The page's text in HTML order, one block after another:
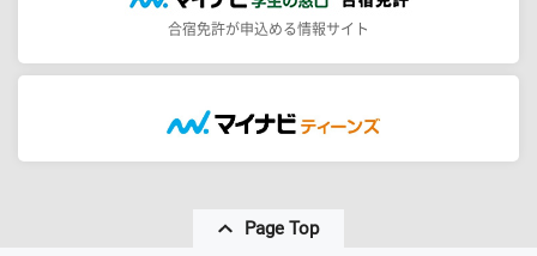
合宿免許が申込める情報サイト
Page Top